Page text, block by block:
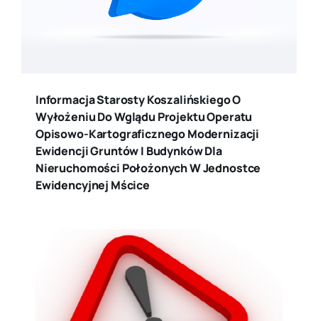
Informacja Starosty Koszalińskiego O
Wyłożeniu Do Wglądu Projektu Operatu
Opisowo-Kartograficznego Modernizacji
Ewidencji Gruntów I Budynków Dla
Nieruchomości Położonych W Jednostce
Ewidencyjnej Mścice